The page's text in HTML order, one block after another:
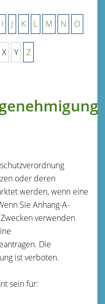
I J K L M N O
X Y Z
oder deren
werden, wenn eine
Sie Anhang-A-
verwenden
Die
ist verboten.
sein für: